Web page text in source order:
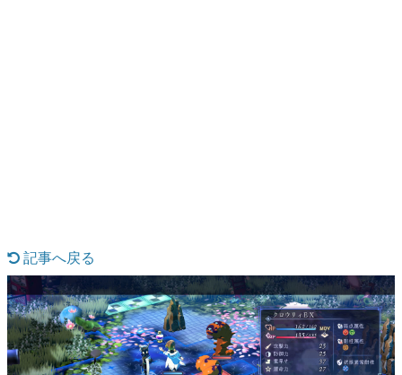
なんでゲームは面白い？
ゲーム開発者・hamatsu氏がゲームの魅力を画面や操作の
具体的な形から解き明かしていく、硬派で骨太な評論連載
です。
ゲームが変えた日本語
「経験値」「裏技」「ラスボス」… ゲームにまつわる言葉
記事へ戻る